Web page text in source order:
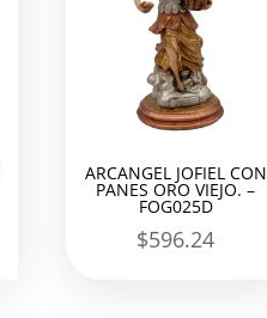
ARCANGEL JOFIEL CON
PANES ORO VIEJO. –
FOG025D
$596.24